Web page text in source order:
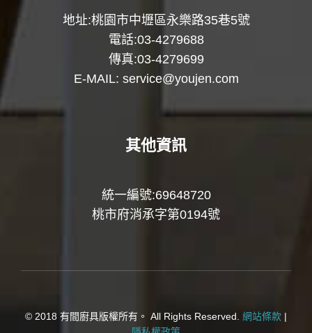
地址:桃園市中壢區永樂路35巷5號
電話:03-4279688
傳真:03-4279699
E-MAIL: service@youjen.com
其他資訊
統一編號:69648720
桃市府消承字第0194號
© 2018 有間廚具版權所有。 All Rights Reserved. 網站條款 |